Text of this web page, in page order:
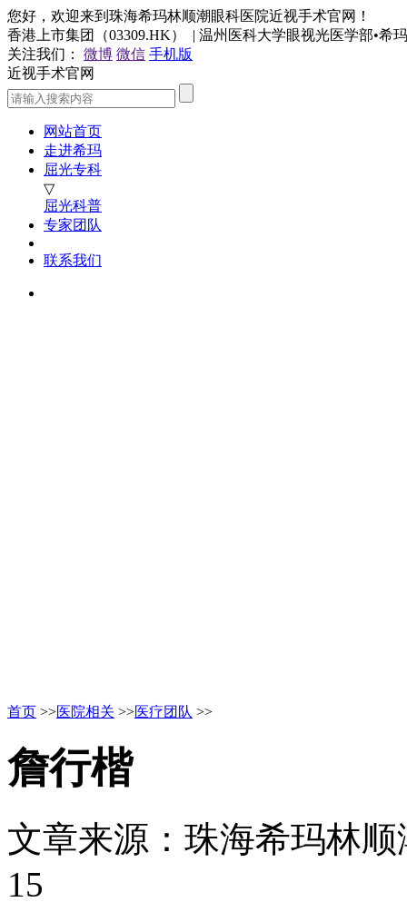
您好，欢迎来到珠海希玛林顺潮眼科医院近视手术官网！
香港上市集团（03309.HK） | 温州医科大学眼视光医学部•希
关注我们：
微博 微信 手机版
近视手术官网
网站首页
走进希玛
屈光专科
▽
屈光科普
专家团队
联系我们
首页 >>医院相关 >>医疗团队 >>
詹行楷
文章来源：珠海希玛林
15